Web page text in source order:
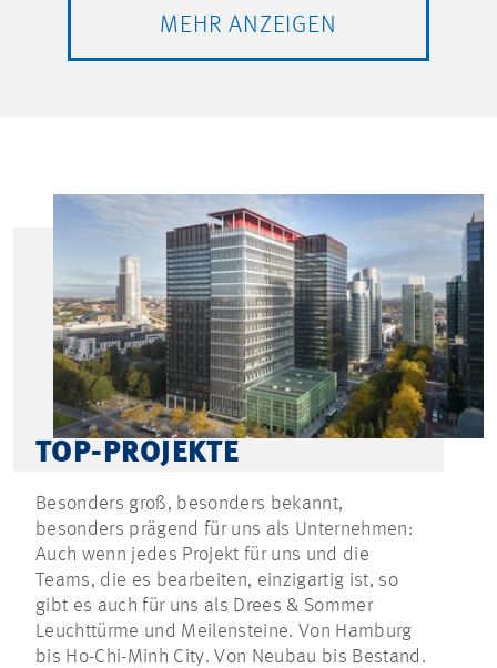
MEHR ANZEIGEN
TOP-PROJEKTE
Besonders groß, besonders bekannt,
besonders prägend für uns als Unternehmen:
Auch wenn jedes Projekt für uns und die
Teams, die es bearbeiten, einzigartig ist, so
gibt es auch für uns als Drees & Sommer
Leuchttürme und Meilensteine. Von Hamburg
bis Ho-Chi-Minh City. Von Neubau bis Bestand.